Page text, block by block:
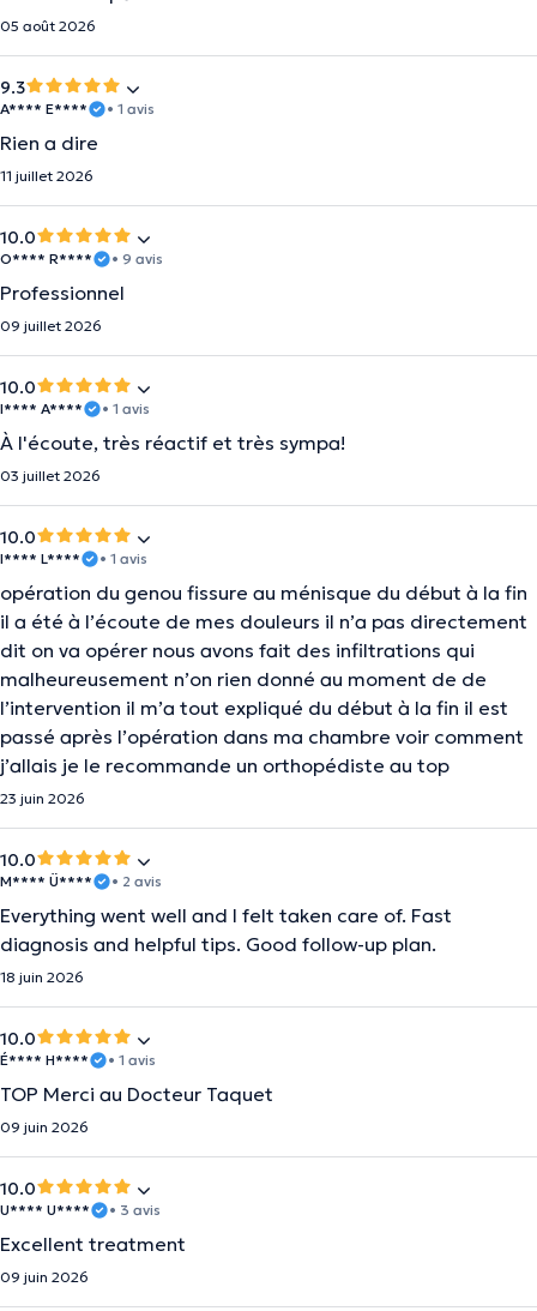
05 août 2026
9.3
A**** E**** • 1 avis
Rien a dire
11 juillet 2026
10.0
O**** R**** • 9 avis
Professionnel
09 juillet 2026
10.0
I**** A**** • 1 avis
À l'écoute, très réactif et très sympa!
03 juillet 2026
10.0
I**** L**** • 1 avis
opération du genou fissure au ménisque du début à la fin
il a été à l’écoute de mes douleurs il n’a pas directement
dit on va opérer nous avons fait des infiltrations qui
malheureusement n’on rien donné au moment de de
l’intervention il m’a tout expliqué du début à la fin il est
passé après l’opération dans ma chambre voir comment
j’allais je le recommande un orthopédiste au top
23 juin 2026
10.0
M**** Ü**** • 2 avis
Everything went well and I felt taken care of. Fast
diagnosis and helpful tips. Good follow-up plan.
18 juin 2026
10.0
É**** H**** • 1 avis
TOP Merci au Docteur Taquet
09 juin 2026
10.0
U**** U**** • 3 avis
Excellent treatment
09 juin 2026